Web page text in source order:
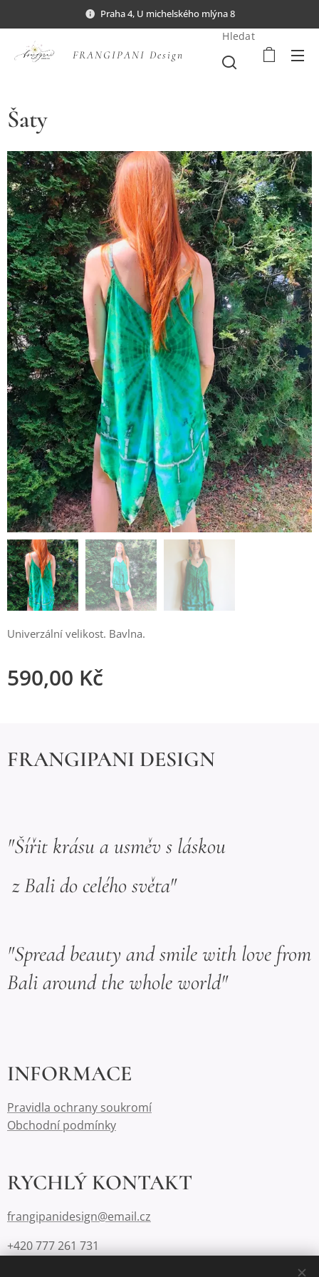
Praha 4, U michelského mlýna 8
FRANGIPANI Design
Hledat
Šaty
Univerzální velikost. Bavlna.
590,00 Kč
FRANGIPANI DESIGN
"Šířit krásu a usměv s láskou
z Bali do celého světa"
"Spread beauty and smile with love from
Bali around the whole world"
INFORMACE
Pravidla ochrany soukromí
Obchodní podmínky
RYCHLÝ KONTAKT
frangipanidesign@email.cz
+420 777 261 731